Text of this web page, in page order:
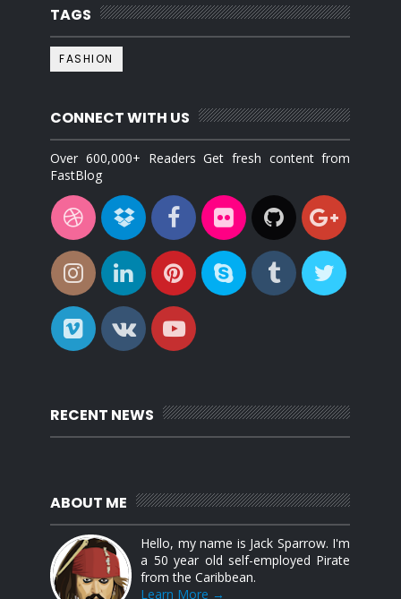
TAGS
FASHION
CONNECT WITH US
Over 600,000+ Readers Get fresh content from
FastBlog
RECENT NEWS
ABOUT ME
Hello, my name is Jack Sparrow. I'm
a 50 year old self-employed Pirate
from the Caribbean.
Learn More →